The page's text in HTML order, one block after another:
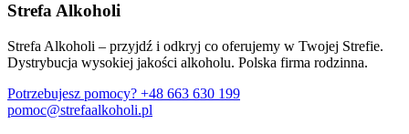
Strefa Alkoholi
Strefa Alkoholi – przyjdź i odkryj co oferujemy w Twojej Strefie.
Dystrybucja wysokiej jakości alkoholu. Polska firma rodzinna.
Potrzebujesz pomocy? +48 663 630 199
pomoc@strefaalkoholi.pl